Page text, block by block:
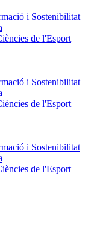
i Sostenibilitat
de l'Esport
i Sostenibilitat
de l'Esport
i Sostenibilitat
de l'Esport